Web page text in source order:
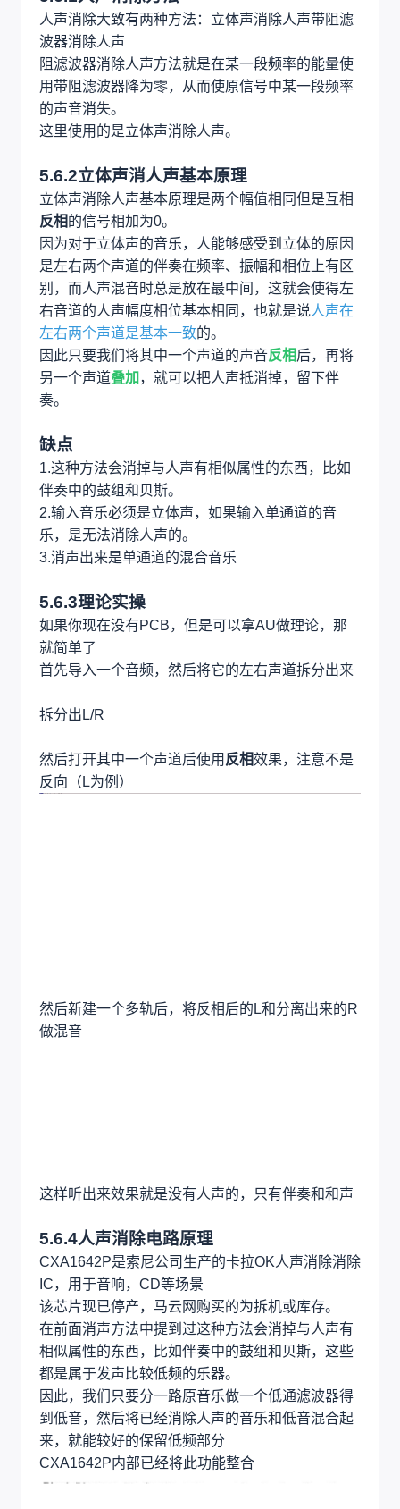
5.5麦克风音量控制和切换
BL1551做2切1的1路的切换器，可以切换麦克风的
输入是运放直接放大的信号还是混响放大的信号，
用户可以在遥控器做选择
输入使用3.3V电源
麦克风的音量控制是使用M62429，只是一个两线
5.6人声消除/伴奏提取原理
5.6.1人声消除方法
人声消除大致有两种方法：立体声消除人声带阻滤
波器消除人声
阻滤波器消除人声方法就是在某一段频率的能量使
用带阻滤波器降为零，从而使原信号中某一段频率
的声音消失。
这里使用的是立体声消除人声。
立体声消除人声基本原理是两个幅值相同但是互相
反相的信号相加为0。
因为对于立体声的音乐，人能够感受到立体的原因
是左右两个声道的伴奏在频率、振幅和相位上有区
别，而人声混音时总是放在最中间，这就会使得左
右音道的人声幅度相位基本相同，也就是说
因此只要我们将其中一个声道的声音
另一个声道叠加，就可以把人声抵消掉，留下伴
奏。
1.这种方法会消掉与人声有相似属性的东西，比如
2.输入音乐必须是立体声，如果输入单通道的音
乐，是无法消除人声的。
3.消声出来是单通道的混合音乐
然后打开其中一个声道后使用 反相
效果，注意不是
反向（L为例）
然后新建一个多轨后，将反相后的L和分离出来的R
做混音
这样听出来效果就是没有人声的，只有伴奏和和声